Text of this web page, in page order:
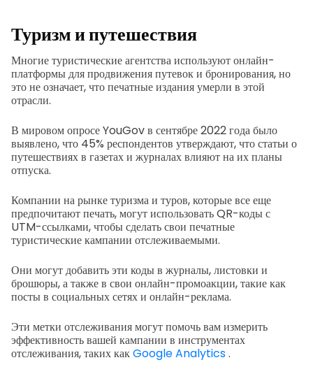
Туризм и путешествия
Многие туристические агентства используют онлайн-
платформы для продвижения путевок и бронирования, но
это не означает, что печатные издания умерли в этой
отрасли.
В мировом опросе YouGov в сентябре 2022 года было
выявлено, что 45% респондентов утверждают, что статьи о
путешествиях в газетах и журналах влияют на их планы
отпуска.
Компании на рынке туризма и туров, которые все еще
предпочитают печать, могут использовать QR-коды с
UTM-ссылками, чтобы сделать свои печатные
туристические кампании отслеживаемыми.
Они могут добавить эти коды в журналы, листовки и
брошюры, а также в свои онлайн-промоакции, такие как
посты в социальных сетях и онлайн-реклама.
Эти метки отслеживания могут помочь вам измерить
эффективность вашей кампании в инструментах
отслеживания, таких какGoogle Analytics.